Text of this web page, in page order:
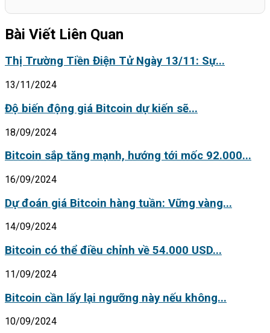
Bài Viết Liên Quan
Thị Trường Tiền Điện Tử Ngày 13/11: Sự...
13/11/2024
Độ biến động giá Bitcoin dự kiến sẽ...
18/09/2024
Bitcoin sắp tăng mạnh, hướng tới mốc 92.000...
16/09/2024
Dự đoán giá Bitcoin hàng tuần: Vững vàng...
14/09/2024
Bitcoin có thể điều chỉnh về 54.000 USD...
11/09/2024
Bitcoin cần lấy lại ngưỡng này nếu không...
10/09/2024